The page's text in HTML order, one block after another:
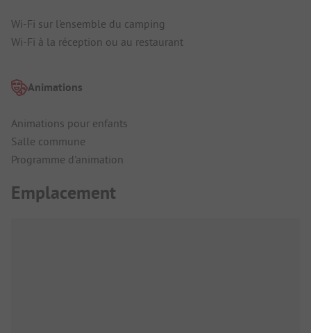
Wi-Fi sur l'ensemble du camping
Wi-Fi à la réception ou au restaurant
Animations
Animations pour enfants
Salle commune
Programme d'animation
Emplacement